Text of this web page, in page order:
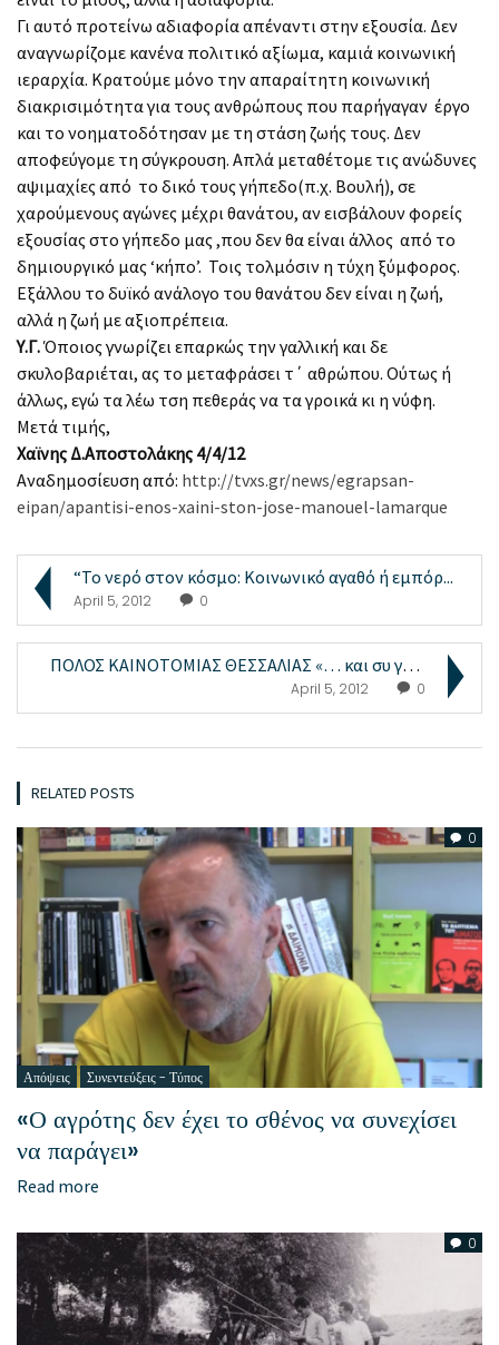
Γι αυτό προτείνω αδιαφορία απέναντι στην εξουσία. Δεν
αναγνωρίζομε κανένα πολιτικό αξίωμα, καμιά κοινωνική
ιεραρχία. Κρατούμε μόνο την απαραίτητη κοινωνική
διακρισιμότητα για τους ανθρώπους που παρήγαγαν έργο
και το νοηματοδότησαν με τη στάση ζωής τους. Δεν
αποφεύγομε τη σύγκρουση. Απλά μεταθέτομε τις ανώδυνες
αψιμαχίες από το δικό τους γήπεδο(π.χ. Βουλή), σε
χαρούμενους αγώνες μέχρι θανάτου, αν εισβάλουν φορείς
εξουσίας στο γήπεδο μας ,που δεν θα είναι άλλος από το
δημιουργικό μας ‘κήπο’. Τοις τολμόσιν η τύχη ξύμφορος.
Εξάλλου το δυϊκό ανάλογο του θανάτου δεν είναι η ζωή,
αλλά η ζωή με αξιοπρέπεια.
Υ.Γ.Όποιος γνωρίζει επαρκώς την γαλλική και δε
σκυλοβαριέται, ας το μεταφράσει τ΄ αθρώπου. Ούτως ή
άλλως, εγώ τα λέω τση πεθεράς να τα γροικά κι η νύφη.
Μετά τιμής,
Χαϊνης Δ.Αποστολάκης 4/4/12
Αναδημοσίευση από: http://tvxs.gr/news/egrapsan-
eipan/apantisi-enos-xaini-ston-jose-manouel-lamarque
“Το νερό στον κόσμο: Κοινωνικό αγαθό ή εμπόρ...
April 5, 2012 0
ΠΟΛΟΣ ΚΑΙΝΟΤΟΜΙΑΣ ΘΕΣΣΑΛΙΑΣ «… και συ γυρεύε...
April 5, 2012 0
RELATED POSTS
0
Απόψεις Συνεντεύξεις - Τύπος
«Ο αγρότης δεν έχει το σθένος να συνεχίσει
να παράγει»
Read more
0